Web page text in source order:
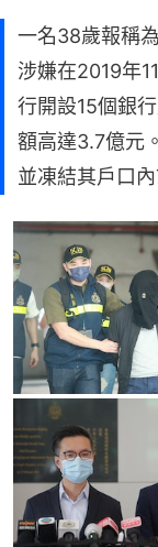
一名38歲報稱
涉嫌在2019年
行開設15個銀
額高達3.7億元
並凍結其戶口